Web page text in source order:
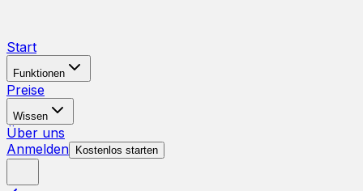
Start
Funktionen
Preise
Wissen
Über uns
Anmelden
Kostenlos starten